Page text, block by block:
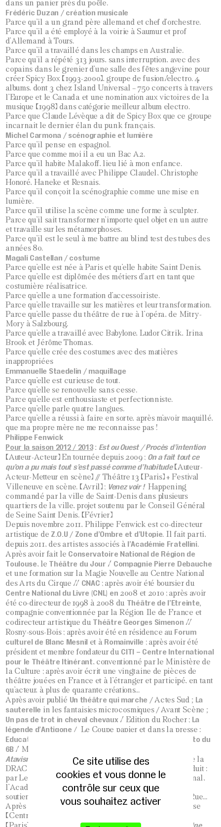
dans un panier près du poêle.
Frédéric Duzan / création musicale
Parce qu’il a un grand père allemand et chef d’orchestre.
Parce qu’il a été employé à la voirie à Saumur et prof
d’Allemand à Tours.
Parce qu’il a travaillé dans les champs en Australie.
Parce qu’il a répété 313 jours, sans interruption, avec des
copains dans le grenier d’une salle des fêtes angevine pour
créer Spicy Box (1993-2000), groupe de fusion/electro. 4
albums, dont 3 chez Island Universal – 750 concerts à travers
l’Europe et le Canada et une nomination aux victoires de la
musique (1998) dans catégorie meilleur album electro.
Parce que Claude Lévèque a dit de Spicy Box que ce groupe
incarnait le dernier élan du punk français.
Michel Carmona / scénographie et lumière
Parce qu’il pense en espagnol.
Parce que comme moi il a eu un Bac A2.
Parce qu’il habite Malakoff, lieu lié à mon enfance.
Parce qu’il a travaillé avec Philippe Claudel, Christophe
Honoré, Haneke et Resnais.
Parce qu’il conçoit la scénographie comme une mise en
lumière.
Parce qu’il utilise la scène comme une forme à sculpter.
Parce qu’il sait transformer n’importe quel objet en un autre
et travaille sur les métamorphoses.
Parce qu’il est le seul à me battre au blind test des tubes des
années 80.
Magali Castellan / costume
Parce qu’elle est née à Paris et qu’elle habite Saint Denis.
Parce qu’elle est diplômée des métiers d’art en tant que
costumière réalisatrice.
Parce qu’elle a une formation d’accessoiriste.
Parce qu’elle travaille sur les matières et leur transformation.
Parce qu’elle passe du théâtre de rue à l’opéra, de Mitry-
Mory à Salzbourg.
Parce qu’elle a travaillé avec Babylone, Ludor Citrik, Irina
Brook et Jérôme Thomas.
Parce qu’elle crée des costumes avec des matières
inappropriées
Emmanuelle Staedelin / maquillage
Parce qu’elle est curieuse de tout.
Parce qu’elle se renouvelle sans cesse.
Parce qu’elle est enthousiaste et perfectionniste.
Parce qu’elle parle quatre langues.
Parce qu’elle a réussi à faire en sorte, après m’avoir maquillé,
que ma propre mère ne me reconnaisse pas !
Philippe Fenwick
Pour la saison 2012 / 2013: Est ou Ouest / Procès d’intention
(Auteur-Acteur) En tournée depuis 2009 ; On a fait tout ce
qu’on a pu mais tout s’est passé comme d’habitude (Auteur-
Acteur-Metteur en scène) // Théâtre 13 (Paris) + Festival
Villeneuve en scène. (Avril) ; Venez voir ! Happening
commandé par la ville de Saint-Denis dans plusieurs
quartiers de la ville, projet soutenu par le Conseil Général
de Seine Saint Denis. (Février)
Depuis novembre 2011, Philippe Fenwick est co-directeur
artistique de Z.O.U / Zone d’Ombre et d’Utopie. Il fait parti,
depuis 2011, des artistes associés à l’Académie Fratellini.
Après avoir fait le Conservatoire National de Région de
Toulouse, le Théâtre du Jour / Compagnie Pierre Debauche
et une formation sur la Magie Nouvelle au Centre National
des Arts du Cirque // CNAC ; après avoir été boursier du
Centre National du Livre (CNL) en 2008 et 2010 ; après avoir
été co-directeur de 1998 à 2008 du Théâtre de l’Etreinte,
compagnie conventionnée par la Région Ile de France et
codirecteur artistique du Théâtre Georges Simenon //
Rosny-sous-Bois ; après avoir été en résidence au Forum
culturel de Blanc Mesnil et à Romainville ; après avoir été
président et membre fondateur du CITI – Centre International
pour le Théâtre Itinérant, conventionné par le Ministère de
la Culture ; après avoir écrit une vingtaine de pièces de
théâtre jouées en France et à l’étranger et participé, en tant
qu’acteur, à plus de quarante créations…
Après avoir publié Un théâtre qui marche /Actes Sud ; La
sauterelle in les fantaisies microcosmiques /Avant Scène ;
Un pas de trot in cheval chevaux/ Edition du Rocher ; La
légende d’Antigone / Le Coupe papier et dans la presse :
Education à l’Art, il faut déscolariser
Photo du
6B / Mouvement ; après avoir joué écris et mis en scène
Atavisme. Tournée deBrest à Vladivostokavec l’aide de la
DRAC Ile de France / Ministère de la Culture, co produit :
par Les Tréteaux de France / Centre Dramatique National,
l’Académie Fratellini et la Compagnie Escale, avec le
soutien du Fourneau / Centre National des Arts de la Rue…
Après avoir été en résidence de création à la Chartreuse
(Centre National des écritures de Spectacle) et au 104
Ce site utilise des
cookies et vous donne le
contrôle sur ceux que
vous souhaitez activer